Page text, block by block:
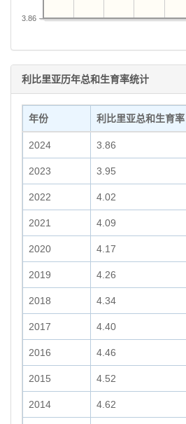
3.86
利比里亚历年总和生育率统计
年份 利比里亚总和生育率
2024 3.86
2023 3.95
2022 4.02
2021 4.09
2020 4.17
2019 4.26
2018 4.34
2017 4.40
2016 4.46
2015 4.52
2014 4.62